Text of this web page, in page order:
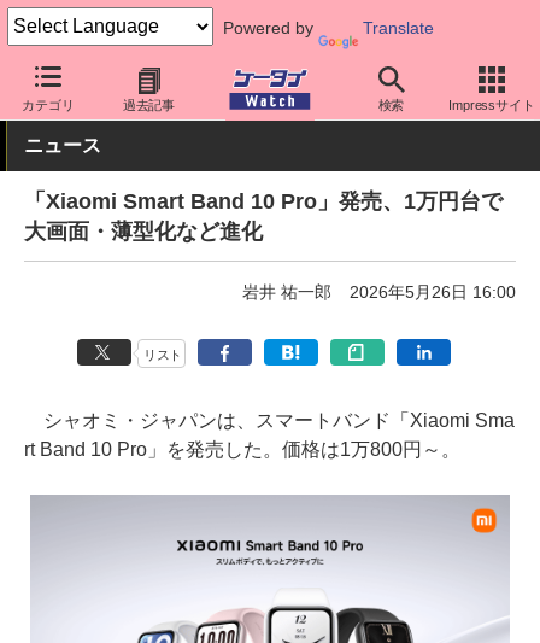
Powered by Translate
カテゴリ 過去記事 検索 Impressサイト
ケータイ Watch 周辺機器/アクセサリー ウェアラブル リスト
ニュース
「Xiaomi Smart Band 10 Pro」発売、1万円台で
大画面・薄型化など進化
岩井 祐一郎 2026年5月26日 16:00
リスト
シャオミ・ジャパンは、スマートバンド「Xiaomi Sma
rt Band 10 Pro」を発売した。価格は1万800円～。